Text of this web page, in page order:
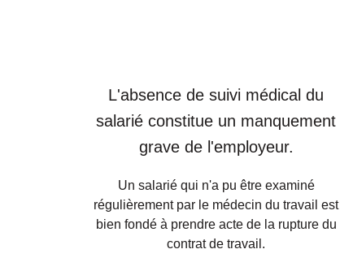
L'absence de suivi médical du
salarié constitue un manquement
grave de l'employeur.
Un salarié qui n'a pu être examiné
régulièrement par le médecin du travail est
bien fondé à prendre acte de la rupture du
contrat de travail.